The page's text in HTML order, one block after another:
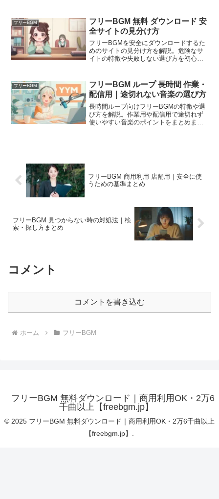
フリーBGM
フリーBGM 無料 ダウンロード 安
全サイトの見分け方
フリーBGMを安全にダウンロードするた
めのサイトの見分け方を解説。危険なサ
イトの特徴や失敗しない選び方を初心者
フリーBGM
フリーBGM ループ 長時間 作業・
配信用｜途切れない音楽の選び方
長時間ループ向けフリーBGMの特徴や選
び方を解説。作業用や配信用で途切れず
使いやすい音楽のポイントをまとめまし
フリーBGM 商用利用 店舗用｜安全に使
うための基準まとめ
フリーBGM 見つからない時の対処法｜検
索・探し方まとめ
コメント
コメントを書き込む
ホーム フリーBGM
フリーBGM 無料ダウンロード｜商用利用OK・2万6
千曲以上【freebgm.jp】
© 2025 フリーBGM 無料ダウンロード｜商用利用OK・2万6千曲以上
【freebgm.jp】.